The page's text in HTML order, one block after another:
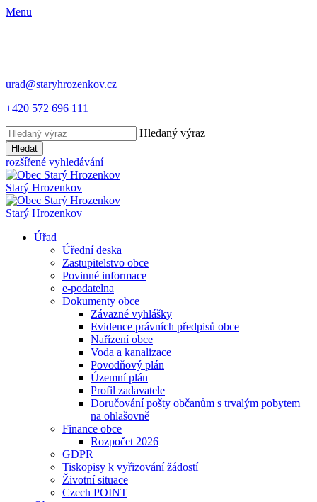
Menu
urad@staryhrozenkov.cz
+420 572 696 111
Hledaný výraz
Hledat
rozšířené vyhledávání
Starý Hrozenkov
Starý Hrozenkov
Úřad
Úřední deska
Zastupitelstvo obce
Povinné informace
e-podatelna
Dokumenty obce
Závazné vyhlášky
Evidence právních předpisů obce
Nařízení obce
Voda a kanalizace
Povodňový plán
Územní plán
Profil zadavatele
Doručování pošty občanům s trvalým pobytem
na ohlašovně
Finance obce
Rozpočet 2026
GDPR
Tiskopisy k vyřizování žádostí
Životní situace
Czech POINT